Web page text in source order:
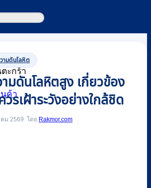
ะกร้า
ค้า
ามดันโลหิต
มดันโลหิตสูง เกี่ยวข้อง
รเฝ้าระวังอย่างใกล้ชิด
ม 2569 Rakmor.com